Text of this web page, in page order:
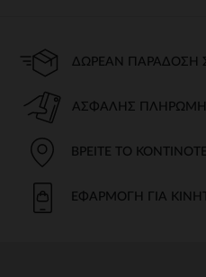
ΔΩΡΕΆΝ ΠΑΡΆΔΟΣΗ
ΑΣΦΑΛΉΣ ΠΛΗΡΩΜΉ
ΒΡΕΊΤΕ ΤΟ
ΕΦΑΡΜΟΓΉ ΓΙΑ